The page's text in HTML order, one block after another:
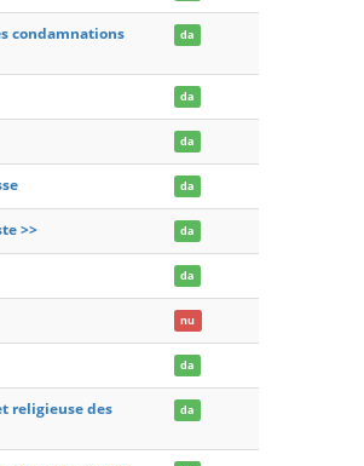
condamnations
da
da
da
da
>> da
da
nu
da
religieuse des
da